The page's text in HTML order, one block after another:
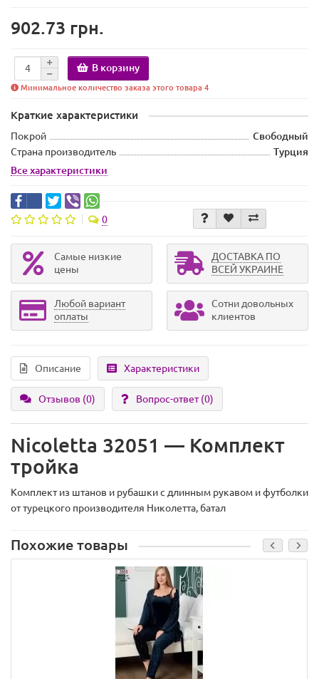
902.73 грн.
В корзину
Минимальное количество заказа этого товара 4
Краткие характеристики
Покрой
Свободный
Страна производитель
Турция
Все характеристики
0
Самые низкие
цены
ДОСТАВКА ПО
ВСЕЙ УКРАИНЕ
Любой вариант
оплаты
Сотни довольных
клиентов
Описание Характеристики
Отзывов (0) Вопрос-ответ(0)
Nicoletta 32051 — Комплект
тройка
Комплект из штанов и рубашки с длинным рукавом и футболки
от турецкого производителя Николетта, батал
Похожие товары